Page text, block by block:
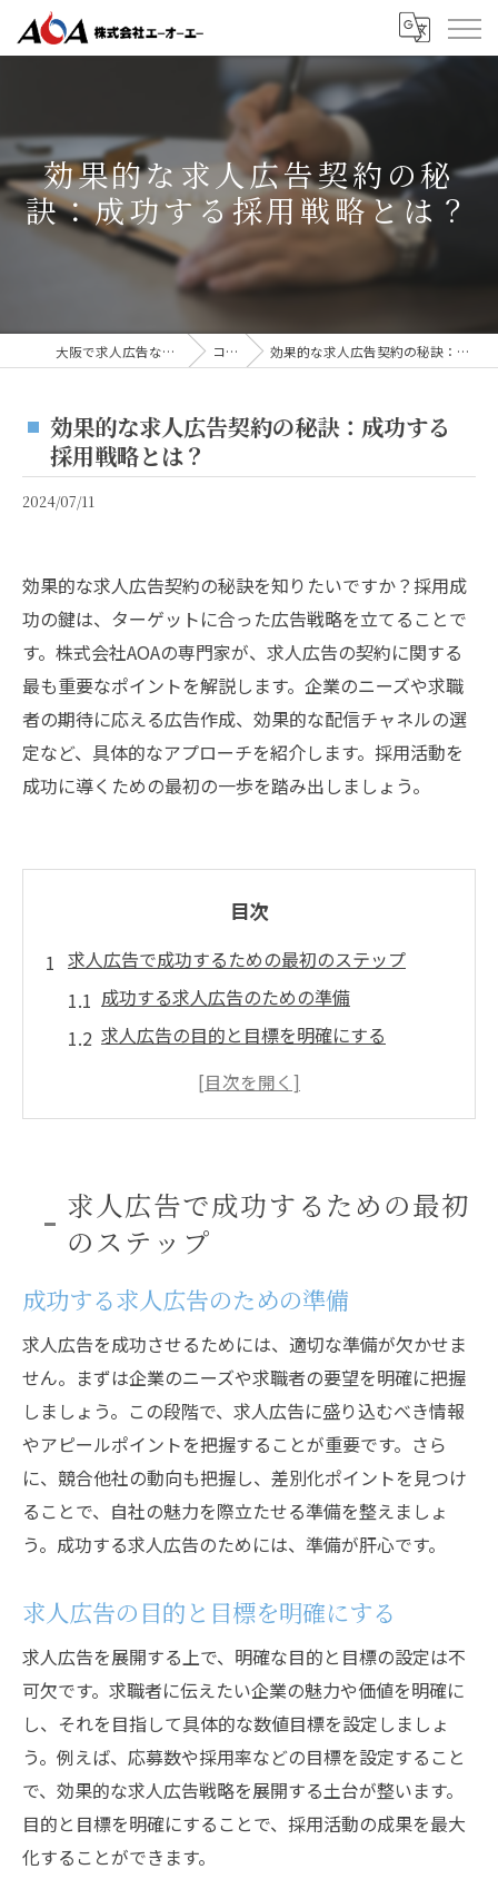
効果的な求人広告契約の秘
訣：成功する採用戦略とは？
大阪で求人広告なら株式会社AOA コラム 効果的な求人広告契約の秘訣：成功する採用戦略とは？
効果的な求人広告契約の秘訣：成功する
採用戦略とは？
2024/07/11
効果的な求人広告契約の秘訣を知りたいですか？採用成
功の鍵は、ターゲットに合った広告戦略を立てることで
す。株式会社AOAの専門家が、求人広告の契約に関する
最も重要なポイントを解説します。企業のニーズや求職
者の期待に応える広告作成、効果的な配信チャネルの選
定など、具体的なアプローチを紹介します。採用活動を
成功に導くための最初の一歩を踏み出しましょう。
目次
求人広告で成功するための最初のステップ
成功する求人広告のための準備
求人広告の目的と目標を明確にする
ターゲット層の分析と理解
ターゲットに合わせた求人広告戦略の重要性
ターゲット層にリーチするための媒体選定
ターゲットに響く求人広告のメッセージ
ターゲット層の行動パターンを理解する
求職者のペルソナ設定とその活用法
ターゲット層に合わせた求人広告のデザイ
ン
ターゲット層のニーズに応える求人条件の
提示
効果的な求人広告契約のポイントを解説
求人広告契約時の重要項目
求人広告プラットフォームの選び方
求人広告の契約期間と更新の重要性
契約内容の見直しと改善提案
求人広告契約におけるトラブル防止策
企業ニーズに応える求人広告作成法
企業の求める人材像を明確にする
求人広告で成功するための最初
のステップ
成功する求人広告のための準備
求人広告を成功させるためには、適切な準備が欠かせま
せん。まずは企業のニーズや求職者の要望を明確に把握
しましょう。この段階で、求人広告に盛り込むべき情報
やアピールポイントを把握することが重要です。さら
に、競合他社の動向も把握し、差別化ポイントを見つけ
ることで、自社の魅力を際立たせる準備を整えましょ
う。成功する求人広告のためには、準備が肝心です。
求人広告の目的と目標を明確にする
求人広告を展開する上で、明確な目的と目標の設定は不
可欠です。求職者に伝えたい企業の魅力や価値を明確に
し、それを目指して具体的な数値目標を設定しましょ
う。例えば、応募数や採用率などの目標を設定すること
で、効果的な求人広告戦略を展開する土台が整います。
目的と目標を明確にすることで、採用活動の成果を最大
化することができます。